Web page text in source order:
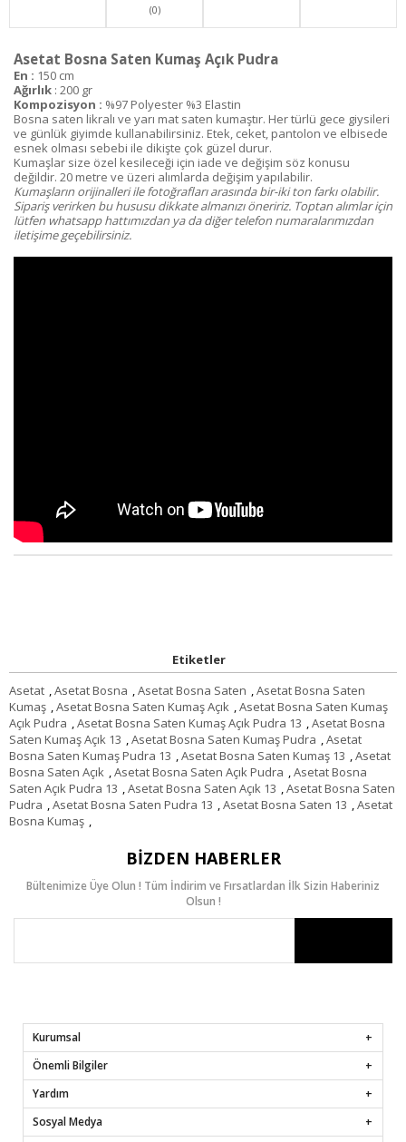
(0)
Asetat Bosna Saten Kumaş Açık Pudra
En : 150 cm
Ağırlık : 200 gr
Kompozisyon : %97 Polyester %3 Elastin
Bosna saten likralı ve yarı mat saten kumaştır. Her türlü gece giysileri
ve günlük giyimde kullanabilirsiniz. Etek, ceket, pantolon ve elbisede
esnek olması sebebi ile dikişte çok güzel durur.
Kumaşlar size özel kesileceği için iade ve değişim söz konusu
değildir. 20 metre ve üzeri alımlarda değişim yapılabilir.
Kumaşların orijinalleri ile fotoğrafları arasında bir-iki ton farkı olabilir.
Sipariş verirken bu hususu dikkate almanızı öneririz. Toptan alımlar için
lütfen whatsapp hattımızdan ya da diğer telefon numaralarımızdan
iletişime geçebilirsiniz.
Etiketler
Asetat ,Asetat Bosna ,Asetat Bosna Saten ,Asetat Bosna Saten
Kumaş ,Asetat Bosna Saten Kumaş Açık ,Asetat Bosna Saten Kumaş
Açık Pudra ,Asetat Bosna Saten Kumaş Açık Pudra 13 ,Asetat Bosna
Saten Kumaş Açık 13 ,Asetat Bosna Saten Kumaş Pudra ,Asetat
Bosna Saten Kumaş Pudra 13 ,Asetat Bosna Saten Kumaş 13 ,Asetat
Bosna Saten Açık ,Asetat Bosna Saten Açık Pudra ,Asetat Bosna
Saten Açık Pudra 13 ,Asetat Bosna Saten Açık 13 ,Asetat Bosna Saten
Pudra ,Asetat Bosna Saten Pudra 13 ,Asetat Bosna Saten 13 ,Asetat
Bosna Kumaş ,
BIZDEN HABERLER
Bültenimize Üye Olun ! Tüm İndirim ve Fırsatlardan İlk Sizin Haberiniz
Olsun !
Kurumsal
Önemli Bilgiler
Yardım
Sosyal Medya